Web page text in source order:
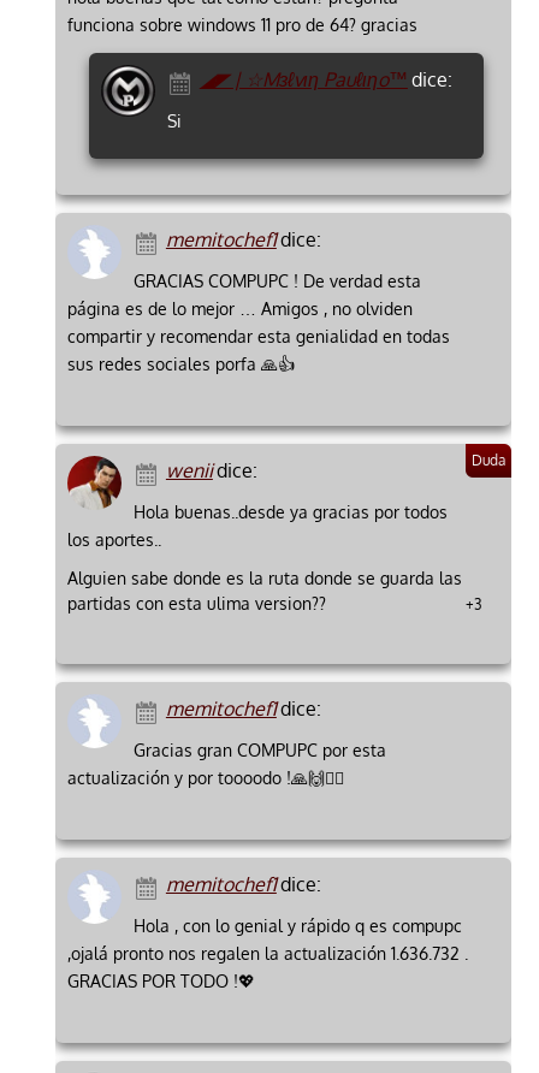
funciona sobre windows 11 pro de 64? gracias
◢◤ | ☆Mзℓvιη Pauℓιηo™ dice:
Si
memitochef1dice:
GRACIAS COMPUPC ! De verdad esta
página es de lo mejor … Amigos , no olviden
compartir y recomendar esta genialidad en todas
sus redes sociales porfa 🙏👍
weniidice:
Hola buenas..desde ya gracias por todos
los aportes..
Alguien sabe donde es la ruta donde se guarda las
partidas con esta ulima version??
+3
memitochef1dice:
Gracias gran COMPUPC por esta
actualización y por toooodo !🙏🙌🙋‍♂️
memitochef1dice:
Hola , con lo genial y rápido q es compupc
,ojalá pronto nos regalen la actualización 1.636.732 .
GRACIAS POR TODO !💖